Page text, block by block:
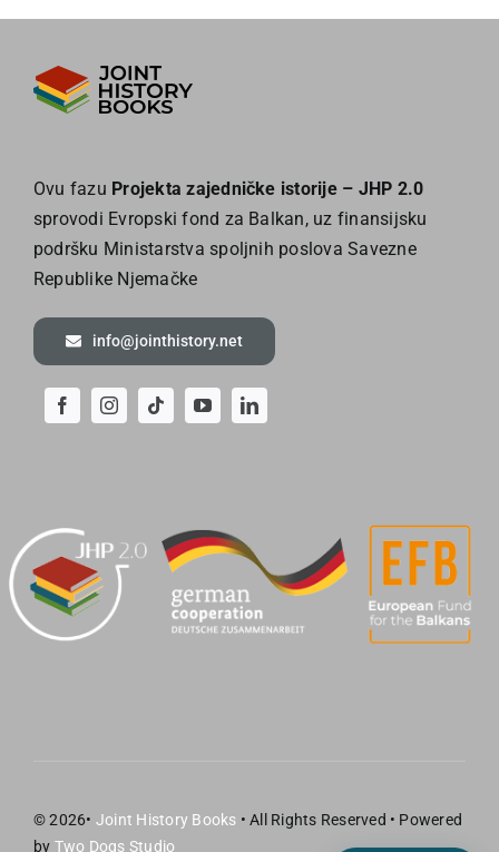
Ovu fazu Projekta zajedničke istorije – JHP 2.0
sprovodi Evropski fond za Balkan, uz finansijsku
podršku Ministarstva spoljnih poslova Savezne
Republike Njemačke
info@jointhistory.net
© 2026• Joint History Books • All Rights Reserved • Powered
by Two Dogs Studio